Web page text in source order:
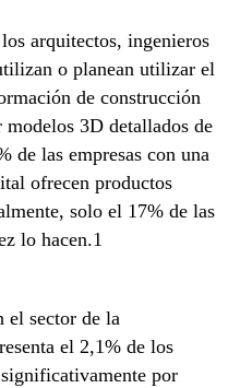
arquitectos, ingenieros
o planean utilizar el
de construcción
3D detallados de
de las empresas con una
ofrecen productos
solo el 17% de las
lo hacen.1
el sector de la
el 2,1% de los
por